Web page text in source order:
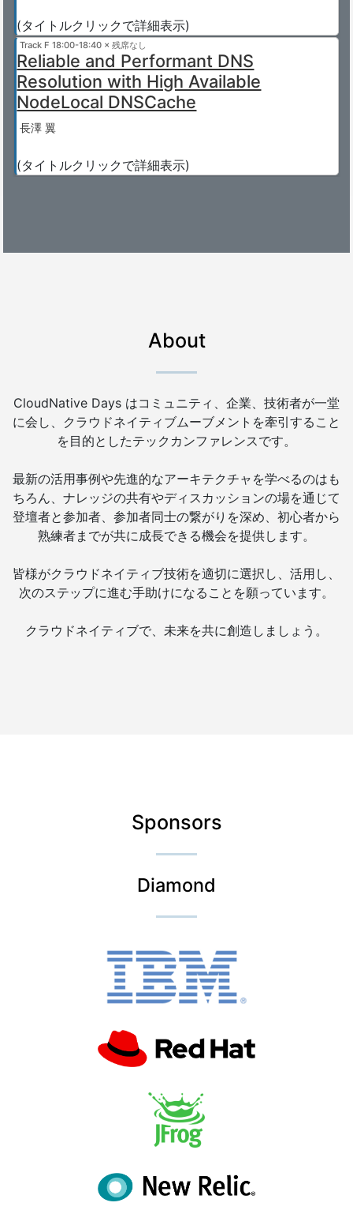
(タイトルクリックで詳細表示)
Track F 18:00-18:40 × 残席なし
Reliable and Performant DNS
Resolution with High Available
NodeLocal DNSCache
長澤 翼
(タイトルクリックで詳細表示)
About
CloudNative Days はコミュニティ、企業、技術者が一堂
に会し、クラウドネイティブムーブメントを牽引すること
を目的としたテックカンファレンスです。
最新の活用事例や先進的なアーキテクチャを学べるのはも
ちろん、ナレッジの共有やディスカッションの場を通じて
登壇者と参加者、参加者同士の繋がりを深め、初心者から
熟練者までが共に成長できる機会を提供します。
皆様がクラウドネイティブ技術を適切に選択し、活用し、
次のステップに進む手助けになることを願っています。
クラウドネイティブで、未来を共に創造しましょう。
Sponsors
Diamond